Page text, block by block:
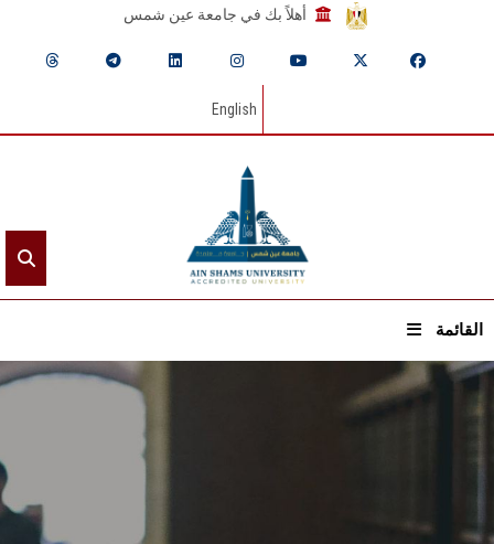
أهلاً بك في جامعة عين شمس
English
القائمة
الرئيسيـة
القطاعـات